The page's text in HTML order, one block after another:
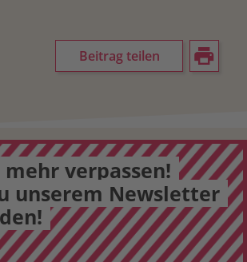
Beitrag teilen
verpassen!
unserem Newsletter